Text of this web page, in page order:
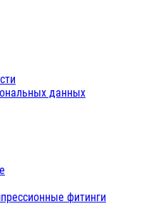
данных
фитинги